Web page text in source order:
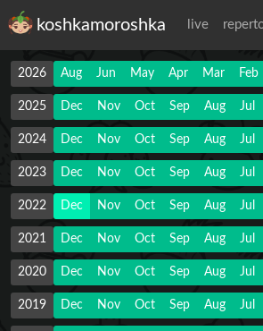
koshkamoroshka live
2026 Aug Jun May Apr Mar Feb
2025 Dec Nov Oct Sep Aug Jul
2024 Dec Nov Oct Sep Aug Jul
2023 Dec Nov Oct Sep Aug Jul
2022 Dec Nov Oct Sep Aug Jul
2021 Dec Nov Oct Sep Aug Jul
2020 Dec Nov Oct Sep Aug Jul
2019 Dec Nov Oct Sep Aug Jul